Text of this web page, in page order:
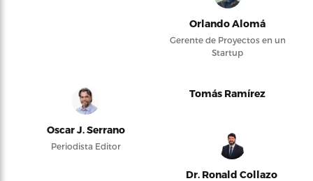
Orlando Alomá
Gerente de Proyectos en un
Startup
Oscar J. Serrano
Periodista Editor
Tomás Ramírez
Dr. Ronald Collazo